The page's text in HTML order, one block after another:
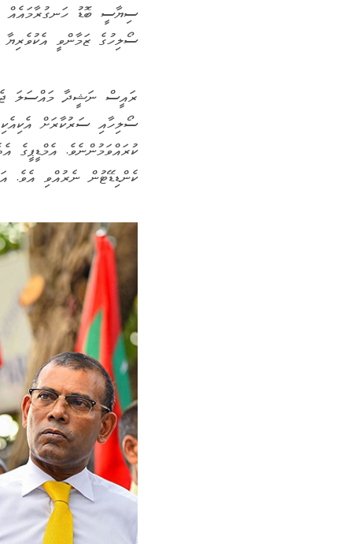
ސިޔާސީ ބޮޑު ހަނގުރާމައެއް
ސޯލިހުގެ ޒަމާންވީ
ރައީސް ނަޝީދާ މައްސަލަ
ސޯލިހާއި ސަރުކާރަށް
ކުރައްވަމުންނެވެ.
ކެންޑިޑޭޓުން ނެރުއްވި އެވެ.